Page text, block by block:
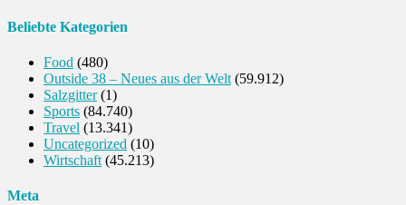
Beliebte Kategorien
Food (480)
Outside 38 – Neues aus der Welt (59.912)
Salzgitter(1)
Sports (84.740)
Travel (13.341)
Uncategorized (10)
Wirtschaft (45.213)
Meta